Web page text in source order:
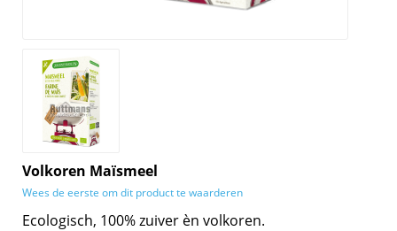
Volkoren Maïsmeel
Wees de eerste om dit product te waarderen
Ecologisch, 100% zuiver èn volkoren.